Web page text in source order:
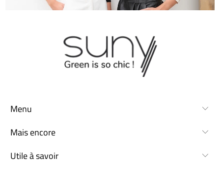
Menu
Mais encore
Utile à savoir